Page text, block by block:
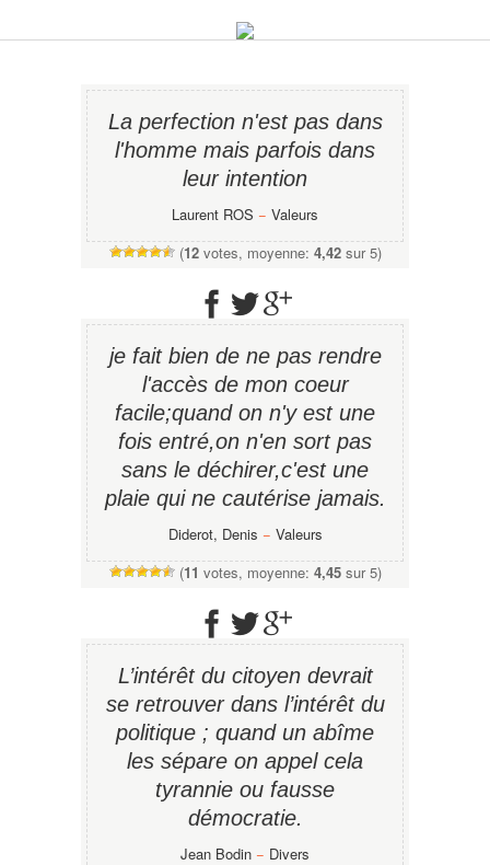
La perfection n'est pas dans
l'homme mais parfois dans
leur intention
Laurent ROS − Valeurs
(12votes, moyenne: 4,42sur 5)
je fait bien de ne pas rendre
l'accès de mon coeur
facile;quand on n'y est une
fois entré,on n'en sort pas
sans le déchirer,c'est une
plaie qui ne cautérise jamais.
Diderot, Denis − Valeurs
(11 votes, moyenne: 4,45sur 5)
L’intérêt du citoyen devrait
se retrouver dans l’intérêt du
politique ; quand un abîme
les sépare on appel cela
tyrannie ou fausse
démocratie.
Jean Bodin − Divers